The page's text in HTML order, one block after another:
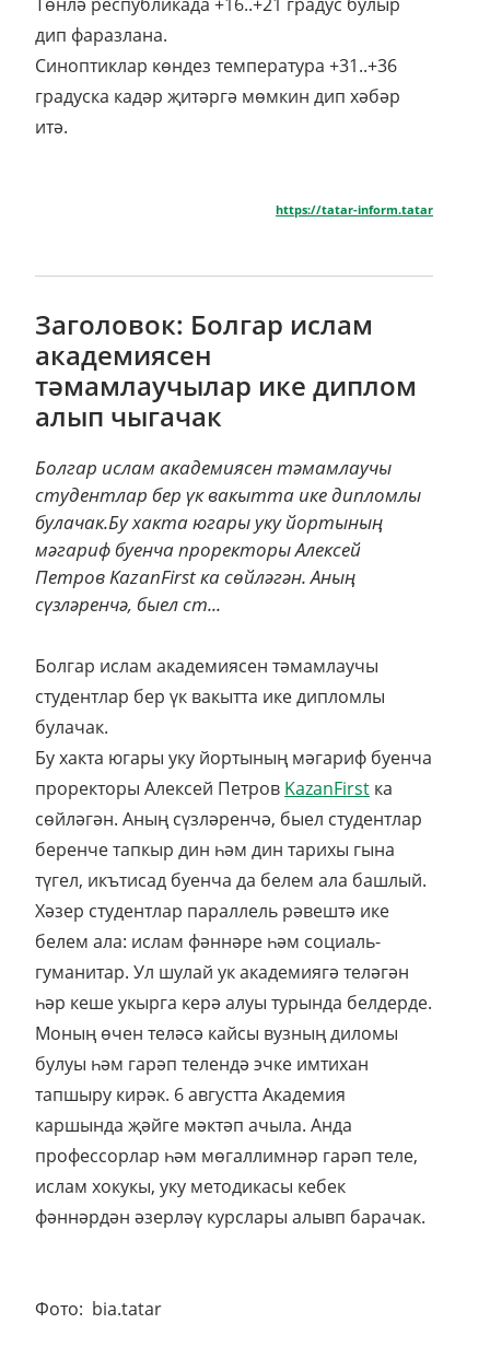
дип фаразлана.
Синоптиклар көндез температура +31..+36
градуска кадәр җитәргә мөмкин дип хәбәр
итә.
https://tatar-inform.tatar
Заголовок: Болгар ислам
академиясен
тәмамлаучылар ике диплом
алып чыгачак
Болгар ислам академиясен тәмамлаучы
студентлар бер үк вакытта ике дипломлы
булачак.Бу хакта югары уку йортының
мәгариф буенча проректоры Алексей
Петров KazanFirst ка сөйләгән. Аның
сүзләренчә, быел ст...
Болгар ислам академиясен тәмамлаучы
студентлар бер үк вакытта ике дипломлы
булачак.
Бу хакта югары уку йортының мәгариф буенча
проректоры Алексей Петров KazanFirst ка
сөйләгән. Аның сүзләренчә, быел студентлар
беренче тапкыр дин һәм дин тарихы гына
түгел, икътисад буенча да белем ала башлый.
Хәзер студентлар параллель рәвештә ике
белем ала: ислам фәннәре һәм социаль-
гуманитар. Ул шулай ук академиягә теләгән
һәр кеше укырга керә алуы турында белдерде.
Моның өчен теләсә кайсы вузның диломы
булуы һәм гарәп телендә эчке имтихан
тапшыру кирәк. 6 августта Академия
каршында җәйге мәктәп ачыла. Анда
профессорлар һәм мөгаллимнәр гарәп теле,
ислам хокукы, уку методикасы кебек
фәннәрдән әзерләү курслары алывп барачак.
Фото: bia.tatar